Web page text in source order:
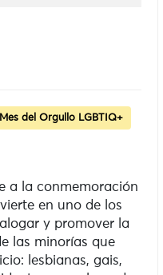
Mes del Orgullo LGBTIQ+
a la conmemoración
en uno de los
y promover la
las minorías que
lesbianas, gais,